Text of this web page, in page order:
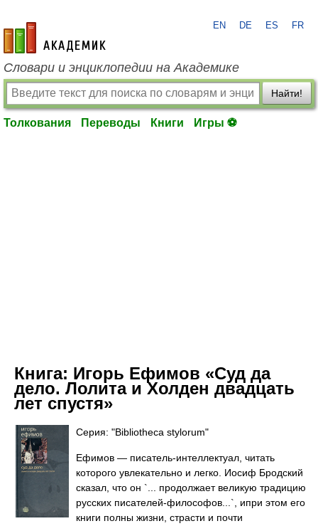
academic.ru
EN DE ES FR
Словари и энциклопедии на Академике
Найти!
Толкования Переводы Книги Игры ⚽
Книга: Игорь Ефимов «Суд да
дело. Лолита и Холден двадцать
лет спустя»
Серия: "Bibliotheca stylorum"
Ефимов — писатель-интеллектуал, читать
которого увлекательно и легко. Иосиф Бродский
сказал, что он `... продолжает великую традицию
русских писателей-философов...`, ипри этом его
книги полны жизни, страсти и почти